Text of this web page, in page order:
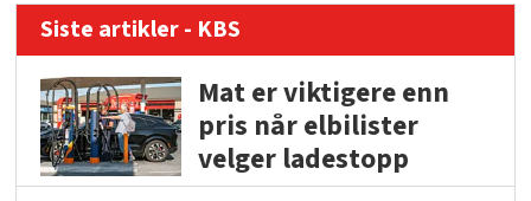
Siste artikler - KBS
Mat er viktigere enn
pris når elbilister
velger ladestopp